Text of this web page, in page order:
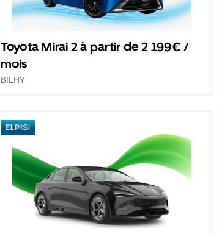
Toyota Mirai 2 à partir de 2 199€ /
mois
BILHY